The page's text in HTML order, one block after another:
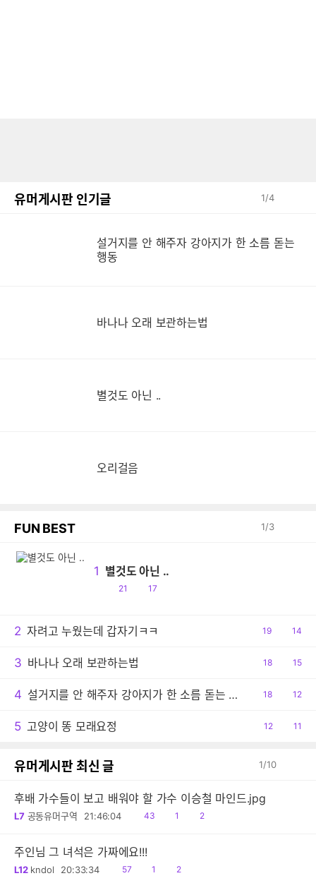
유머게시판 인기글 1/4
설거지를 안 해주자 강아지가 한 소름 돋는
행동
바나나 오래 보관하는법
별것도 아닌 ..
오리걸음
FUN BEST 1/3
1 별것도 아닌 ..
공
21
댓
17
2 자려고 누웠는데 갑자기ㅋㅋ
공
19
댓
14
3 바나나 오래 보관하는법
공
18
댓
15
4 설거지를 안 해주자 강아지가 한 소름 돋는 행동
공
18
댓
12
5 고양이 똥 모래요정
공
12
댓
11
유머게시판 최신 글 1/10
후배 가수들이 보고 배워야 할 가수 이승철 마인드.jpg
L7 공동유머구역 21:46:04
읽
43
공1
댓
2
주인님 그 녀석은 가짜에요!!!
L12 kndol 20:33:34
읽
57
공1
댓
2